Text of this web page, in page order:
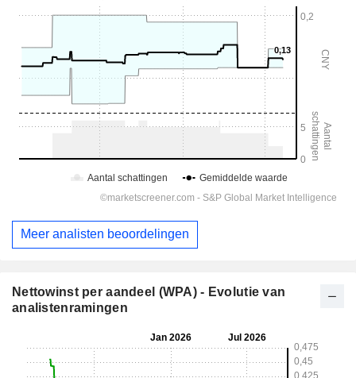
Meer analisten beoordelingen
Nettowinst per aandeel (WPA) - Evolutie van
analistenramingen